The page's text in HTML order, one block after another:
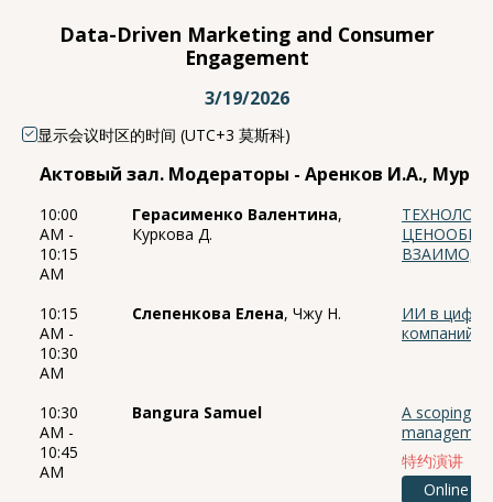
Data-Driven Marketing and Consumer
Engagement
3/19/2026
显示会议时区的时间 (UTC+3 莫斯科)
Актовый зал. Модераторы - Аренков И.А.,
10:00
AM -
10:15
AM
Герасименко Валентина,
Куркова Д.
10:15
AM -
10:30
AM
Слепенкова Елена, Чжу Н.
ИИ в
компаний
10:30
AM -
10:45
AM
Bangura Samuel
A scoping
特约演讲
Online